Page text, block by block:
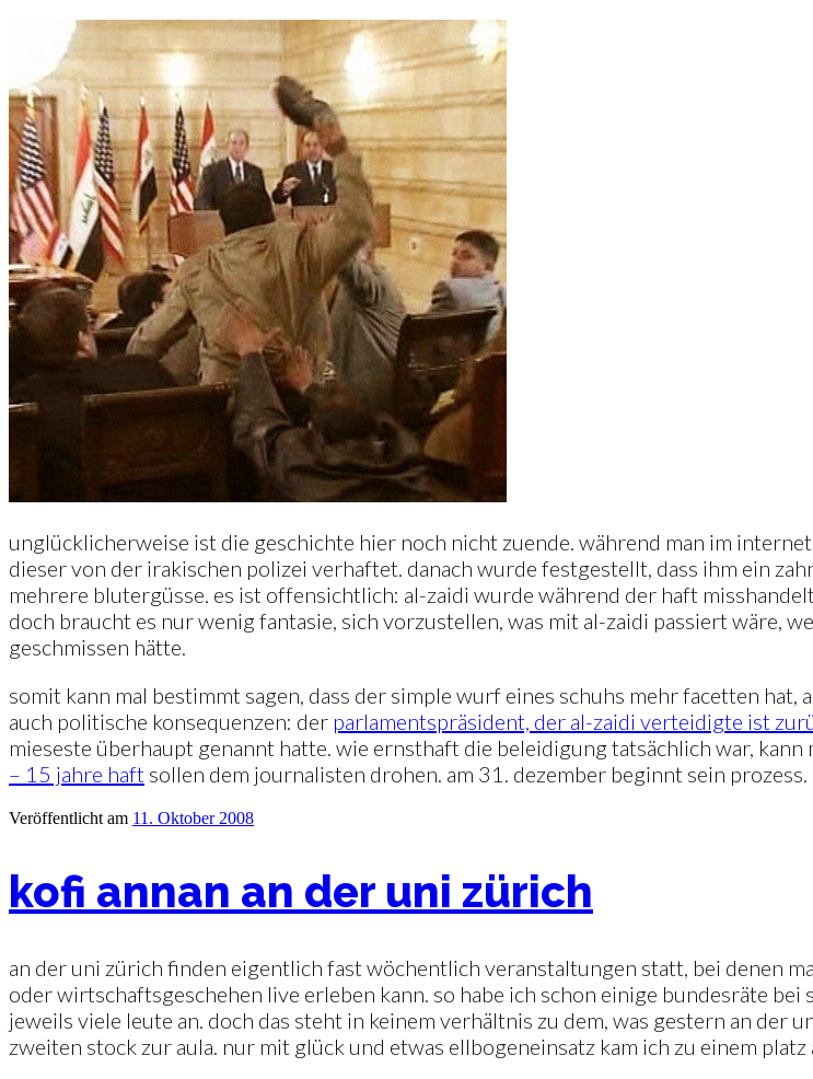
unglücklicherweise ist die geschichte hier noch nicht zuende. während man im
dieser von der irakischen polizei verhaftet. danach wurde festgestellt, dass ihm ein
mehrere blutergüsse. es ist offensichtlich: al-zaidi wurde während der haft
doch braucht es nur wenig fantasie, sich vorzustellen, was mit al-zaidi passiert wäre,
geschmissen hätte.
somit kann mal bestimmt sagen, dass der simple wurf eines schuhs mehr facetten
auch politische konsequenzen: der parlamentspräsident, der al-zaidi verteidigte ist
mieseste überhaupt genannt hatte. wie ernsthaft die beleidigung tatsächlich war,
– 15 jahre haft sollen dem journalisten drohen. am 31. dezember beginnt sein prozess.
Veröffentlicht am 11. Oktober 2008
kofi annan an der uni zürich
an der uni zürich finden eigentlich fast wöchentlich veranstaltungen statt, bei denen
oder wirtschaftsgeschehen live erleben kann. so habe ich schon einige bundesräte
jeweils viele leute an. doch das steht in keinem verhältnis zu dem, was gestern an der
zweiten stock zur aula. nur mit glück und etwas ellbogeneinsatz kam ich zu einem platz